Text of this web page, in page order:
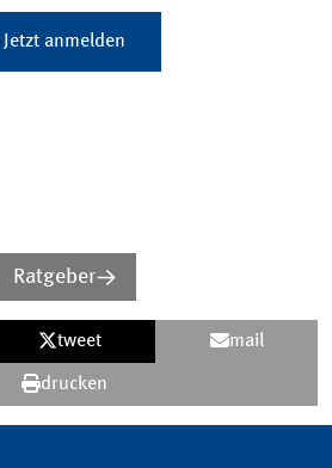
Jetzt anmelden
Ratgeber
tweet mail
drucken